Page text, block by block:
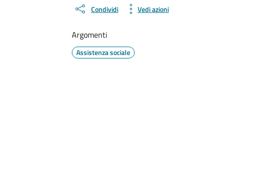
Condividi Vedi azioni
Argomenti
Assistenza sociale